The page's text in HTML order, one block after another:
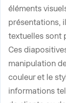
éléments
présentations,
textuelles sont
Ces
manipulation
couleur et le
informations